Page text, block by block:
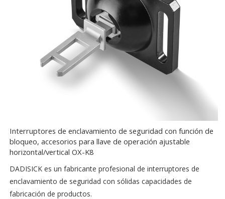
Interruptores de enclavamiento de seguridad con función de
bloqueo, accesorios para llave de operación ajustable
horizontal/vertical OX-K8
DADISICK es un fabricante profesional de interruptores de
enclavamiento de seguridad con sólidas capacidades de
fabricación de productos.